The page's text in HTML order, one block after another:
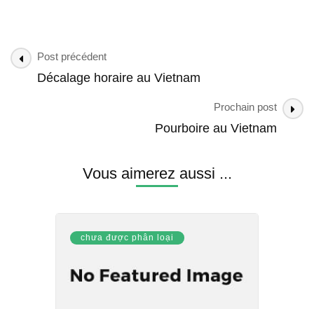
Post
Navigation
Post précédent
Décalage horaire au Vietnam
Prochain post
Pourboire au Vietnam
Vous aimerez aussi ...
chưa được phân loại